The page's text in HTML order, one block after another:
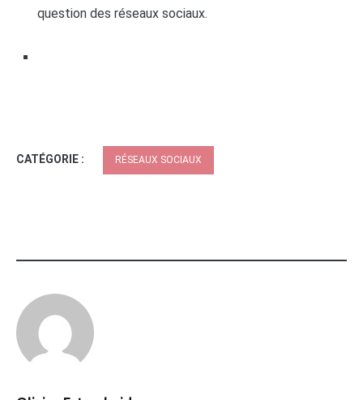
question des réseaux sociaux.
CATÉGORIE : RÉSEAUX SOCIAUX